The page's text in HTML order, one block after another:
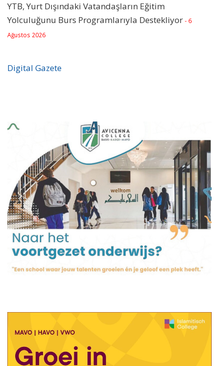
YTB, Yurt Dışındaki Vatandaşların Eğitim
Yolculuğunu Burs Programlarıyla Destekliyor - 6
Ağustos 2026
Digital Gazete